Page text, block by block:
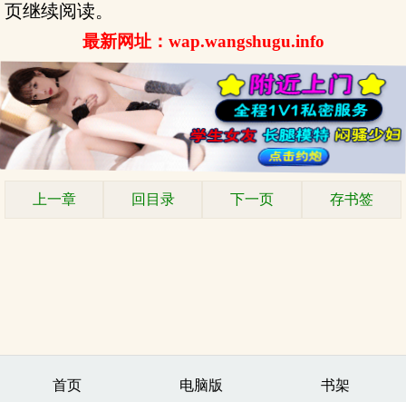
页继续阅读。
最新网址：wap.wangshugu.info
上一章 回目录 下一页 存书签
首页 电脑版 书架